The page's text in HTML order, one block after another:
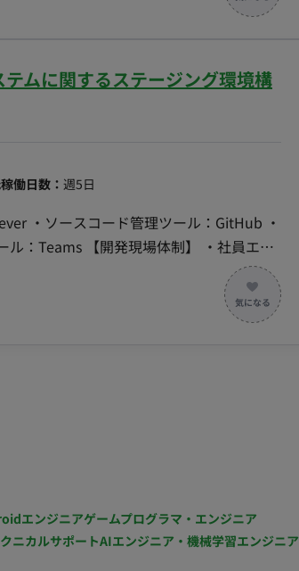
進めています。 【業務内容】 Webエン
められます。
ムに関するステージング環境構
働日数： 週5日
・ソースコード管理ツール：GitHub ・
制】 ・社員エン
要】 ・開発環境の構築 ・本番環境プログ
ージングの対応 ・問い合わせ対応 ・障害
エンジニアゲームプログラマ・エンジニア
ニカルサポートAIエンジニア・機械学習エンジニア